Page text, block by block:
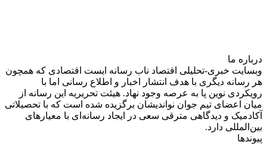
درباره‌ ما
وبسایت خبری-تحلیلی اقتصاد ناب رسانه‌ ایست اقتصادی که همچون
هر رسانه دیگری با هدف انتشار اخبار و اطلاع رسانی اما با
رویکردی نوین پا به عرصه وجود نهاد. هیئت تحریریه این رسانه از
میان اعضای تیم جوان نواندیشان برگزیده شده است که با تحصیلاتی
آکادمیک و دیدگاهی‌ مترقی سعی در ایجاد رسانه‌ای با معیار‌های
بین‌المللی دارد.
پیوندها